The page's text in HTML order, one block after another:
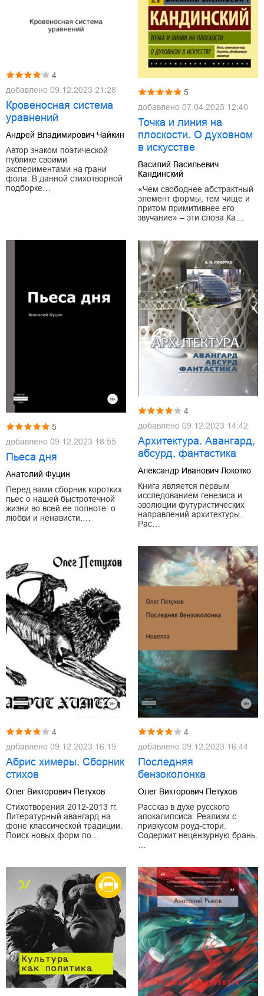
4
добавлено 09.12.2023 21:28
Кровеносная система
уравнений
Андрей Владимирович Чайкин
Автор знаком поэтической
публике своими
экспериментами на грани
фола. В данной стихотворной
подборке…
5
добавлено 07.04.2025 12:40
Точка и линия на
плоскости. О духовном
в искусстве
Василий Васильевич
Кандинский
«Чем свободнее абстрактный
элемент формы, тем чище и
притом примитивнее его
звучание» – эти слова Ка…
5
добавлено 09.12.2023 18:55
Пьеса дня
Анатолий Фуцин
Перед вами сборник коротких
пьес о нашей быстротечной
жизни во всей ее полноте: о
любви и ненависти,…
4
добавлено 09.12.2023 14:42
Архитектура. Авангард,
абсурд, фантастика
Александр Иванович Локотко
Книга является первым
исследованием генезиса и
эволюции футуристических
направлений архитектуры.
Рас…
4
добавлено 09.12.2023 16:19
Абрис химеры. Сборник
стихов
Олег Викторович Петухов
Стихотворения 2012-2013 гг.
Литературный авангард на
фоне классической традиции.
Поиск новых форм по…
4
добавлено 09.12.2023 16:44
Последняя
бензоколонка
Олег Викторович Петухов
Рассказ в духе русского
апокалипсиса. Реализм с
привкусом роуд-стори.
Содержит нецензурную брань.